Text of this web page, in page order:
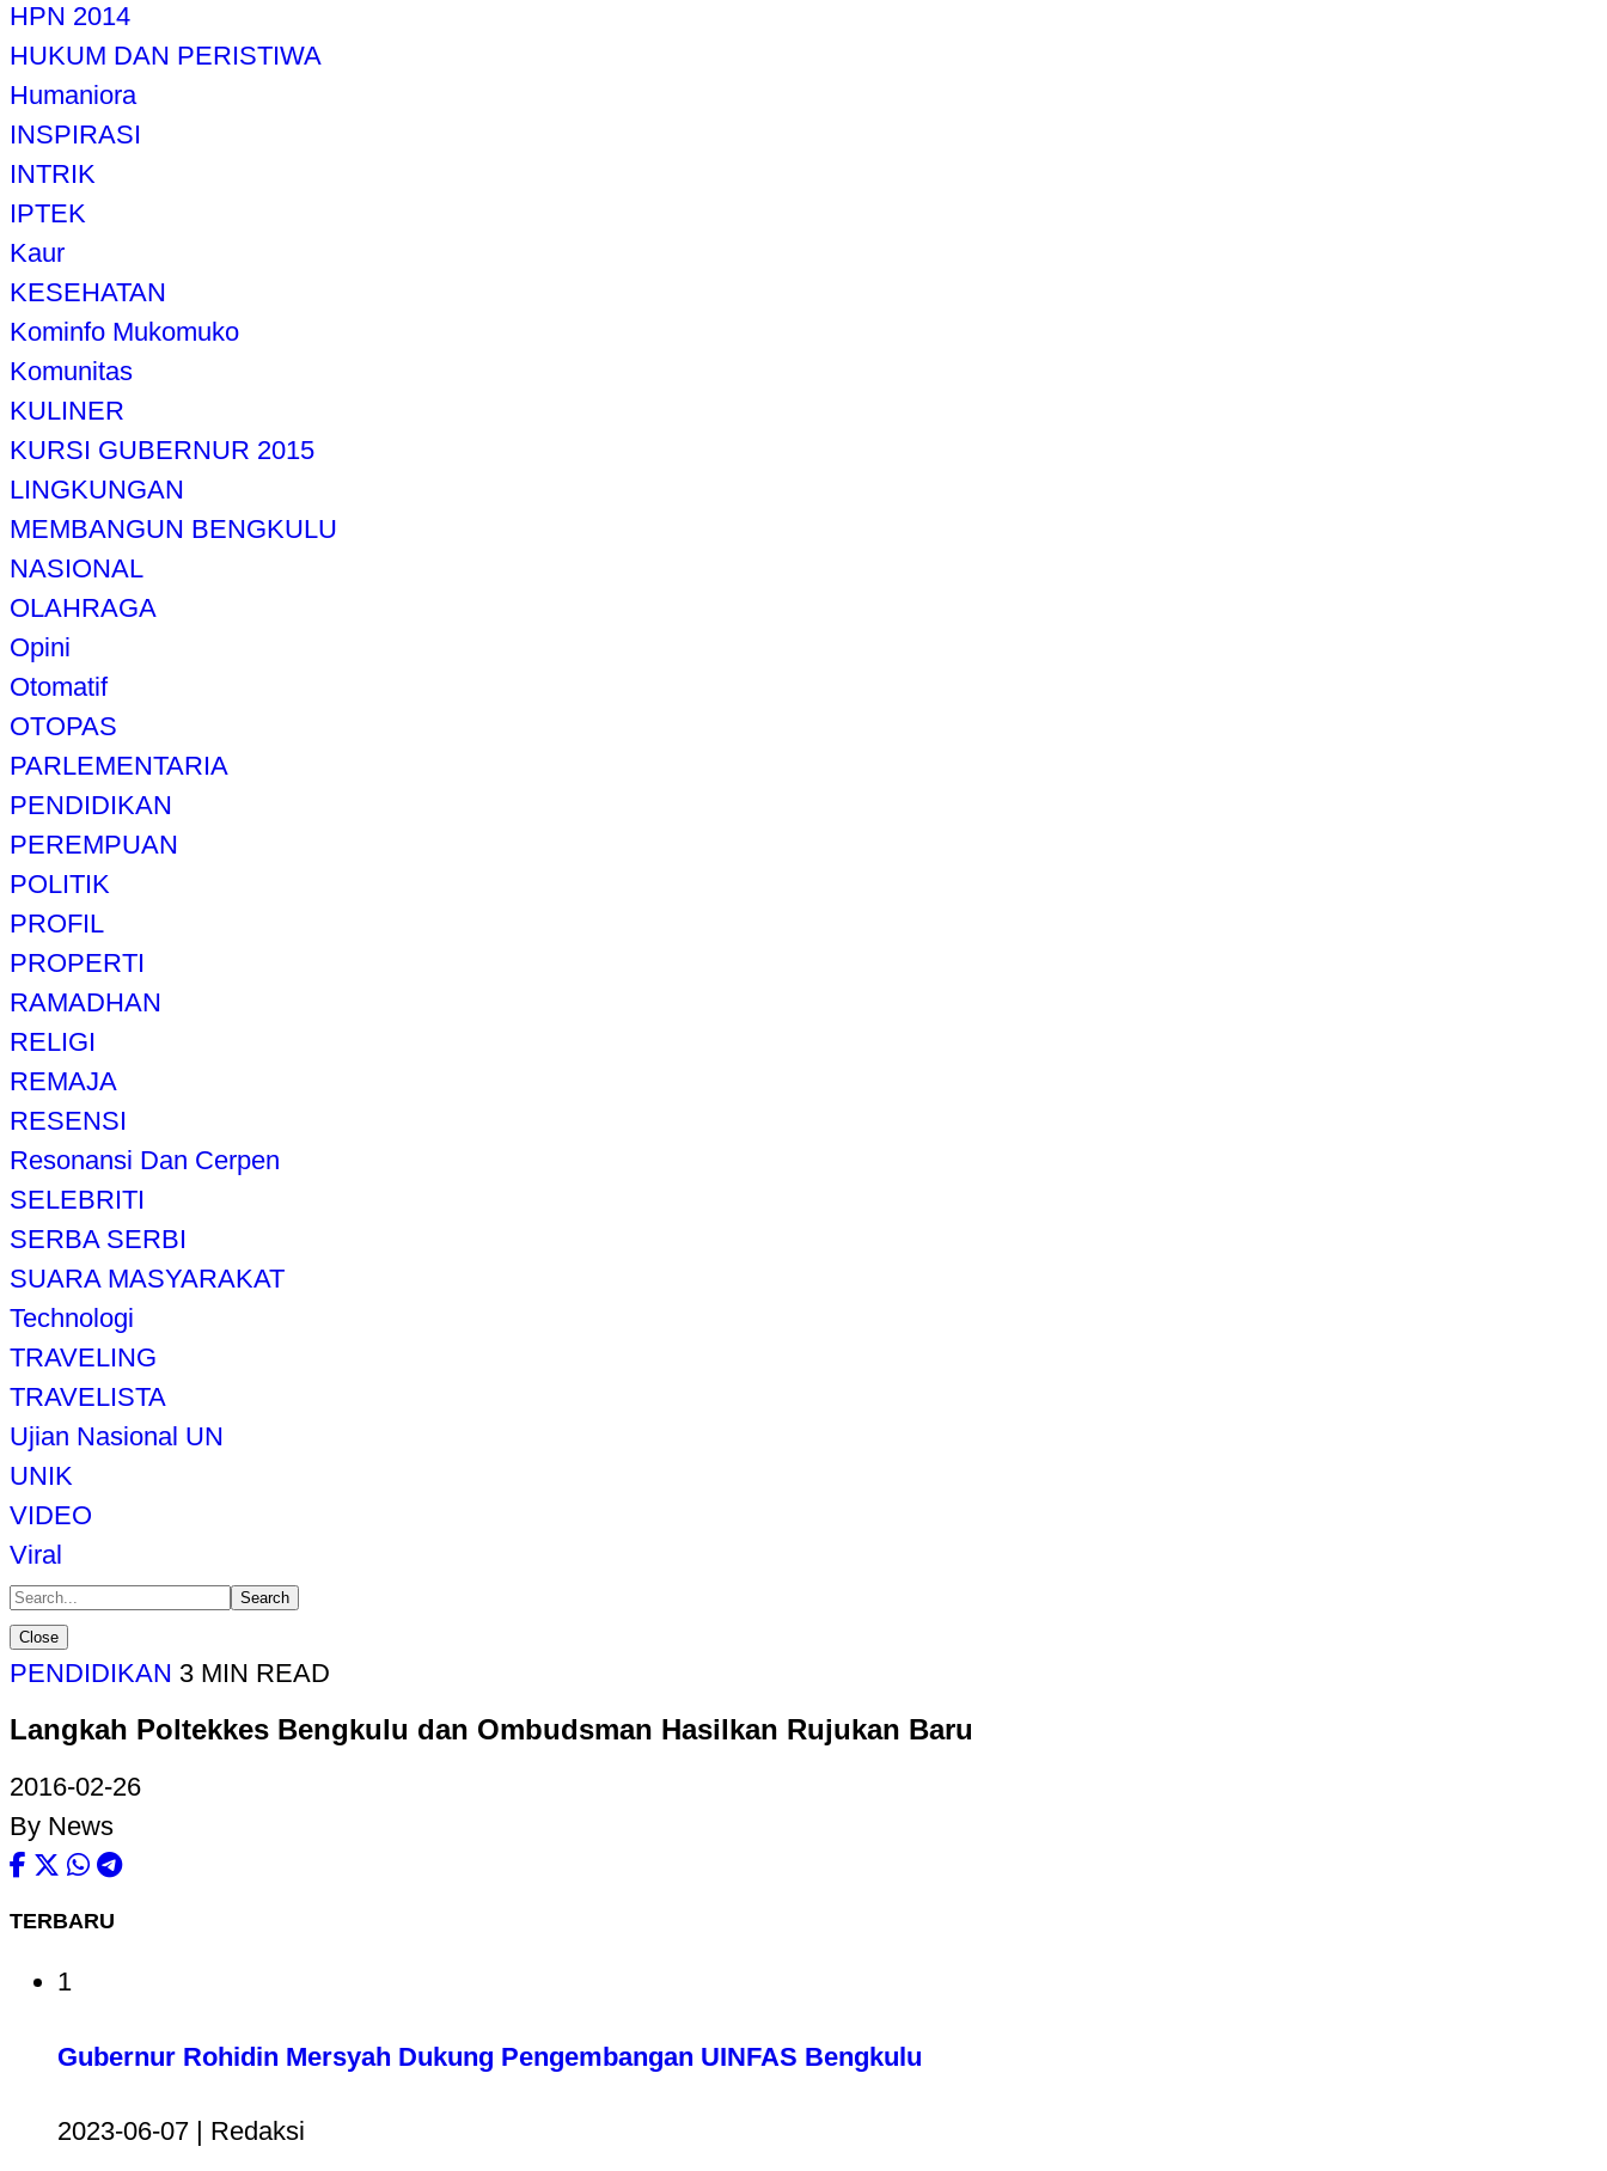
HPN 2014
HUKUM DAN PERISTIWA
Humaniora
INSPIRASI
INTRIK
IPTEK
Kaur
KESEHATAN
Kominfo Mukomuko
Komunitas
KULINER
KURSI GUBERNUR 2015
LINGKUNGAN
MEMBANGUN BENGKULU
NASIONAL
OLAHRAGA
Opini
Otomatif
OTOPAS
PARLEMENTARIA
PENDIDIKAN
PEREMPUAN
POLITIK
PROFIL
PROPERTI
RAMADHAN
RELIGI
REMAJA
RESENSI
Resonansi Dan Cerpen
SELEBRITI
SERBA SERBI
SUARA MASYARAKAT
Technologi
TRAVELING
TRAVELISTA
Ujian Nasional UN
UNIK
VIDEO
Viral
Search
Close
PENDIDIKAN 3 MIN READ
Langkah Poltekkes Bengkulu dan Ombudsman Hasilkan Rujukan Baru
2016-02-26
By News
TERBARU
1
Gubernur Rohidin Mersyah Dukung Pengembangan UINFAS Bengkulu
2023-06-07 | Redaksi